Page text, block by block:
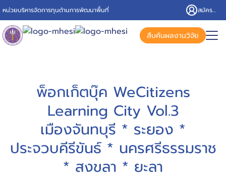
หน่วยบริหารจัดการทุนด้านการพัฒนาพื้นที่ สมัครสมาชิก/เข้าสู่ระบบ
สืบค้นผลงานวิจัย
พ็อกเก็ตบุ๊ค WeCitizens
Learning City Vol.3
เมืองจันทบุรี * ระยอง *
ประจวบคีรีขันธ์ * นครศรีธรรมราช
* สงขลา * ยะลา